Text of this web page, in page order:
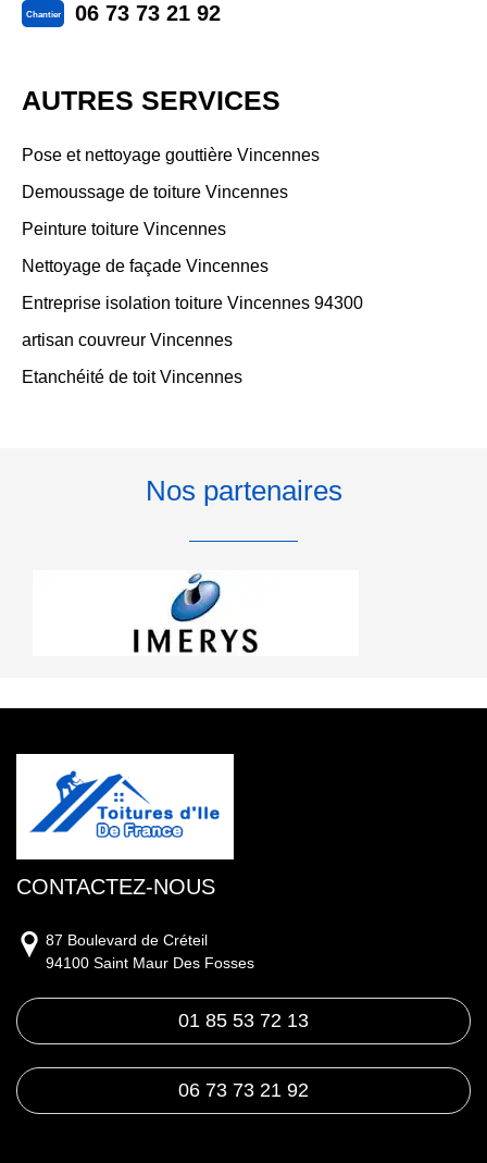
Chantier 06 73 73 21 92
AUTRES SERVICES
Pose et nettoyage gouttière Vincennes
Demoussage de toiture Vincennes
Peinture toiture Vincennes
Nettoyage de façade Vincennes
Entreprise isolation toiture Vincennes 94300
artisan couvreur Vincennes
Etanchéité de toit Vincennes
Nos partenaires
CONTACTEZ-NOUS
87 Boulevard de Créteil
94100 Saint Maur Des Fosses
01 85 53 72 13
06 73 73 21 92